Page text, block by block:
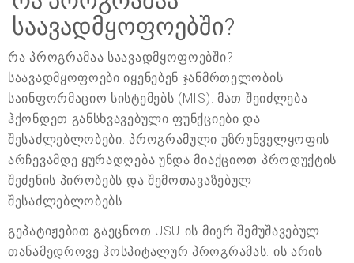
საავადმყოფოებში?
რა პროგრამაა საავადმყოფოებში?
საავადმყოფოები იყენებენ ჯანმრთელობის
საინფორმაციო სისტემებს (MIS). მათ შეიძლება
ჰქონდეთ განსხვავებული ფუნქციები და
შესაძლებლობები. პროგრამული უზრუნველყოფის
არჩევამდე ყურადღება უნდა მიაქციოთ პროდუქტის
შეძენის პირობებს და შემოთავაზებულ
შესაძლებლობებს.
გეპატიჟებით გაეცნოთ USU-ის მიერ შემუშავებულ
თანამედროვე ჰოსპიტალურ პროგრამას. ის არის